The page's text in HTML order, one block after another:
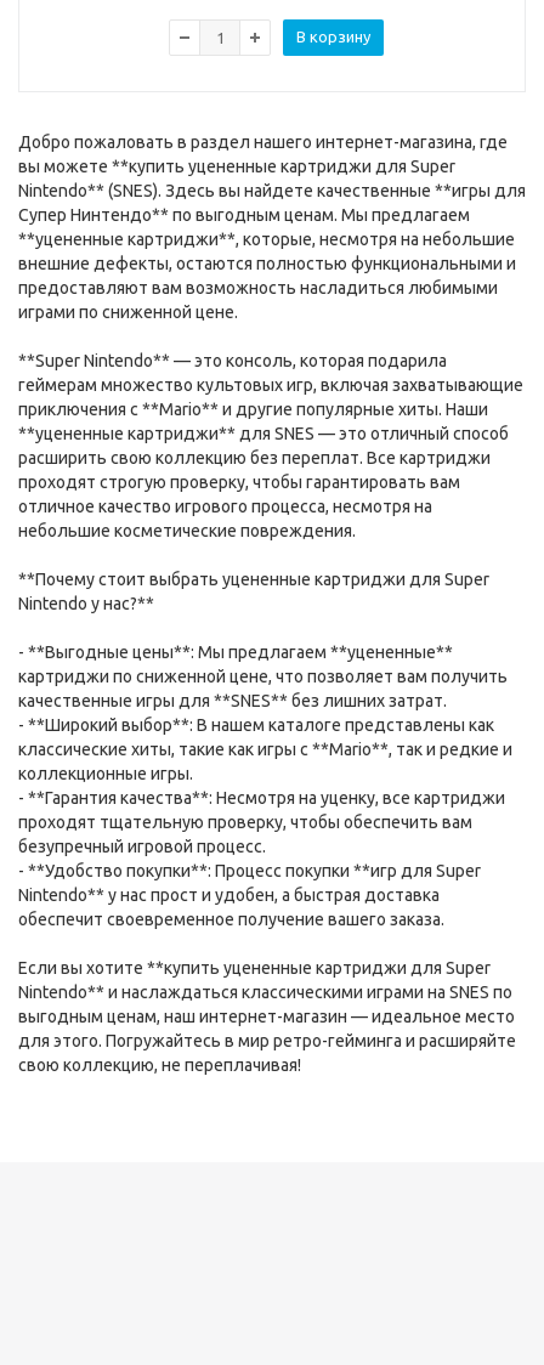
В корзину
Добро пожаловать в раздел нашего интернет-магазина, где
вы можете **купить уцененные картриджи для Super
Nintendo** (SNES). Здесь вы найдете качественные **игры для
Супер Нинтендо** по выгодным ценам. Мы предлагаем
**уцененные картриджи**, которые, несмотря на небольшие
внешние дефекты, остаются полностью функциональными и
предоставляют вам возможность насладиться любимыми
играми по сниженной цене.
**Super Nintendo** — это консоль, которая подарила
геймерам множество культовых игр, включая захватывающие
приключения с **Mario** и другие популярные хиты. Наши
**уцененные картриджи** для SNES — это отличный способ
расширить свою коллекцию без переплат. Все картриджи
проходят строгую проверку, чтобы гарантировать вам
отличное качество игрового процесса, несмотря на
небольшие косметические повреждения.
**Почему стоит выбрать уцененные картриджи для Super
Nintendo у нас?**
- **Выгодные цены**: Мы предлагаем **уцененные**
картриджи по сниженной цене, что позволяет вам получить
качественные игры для **SNES** без лишних затрат.
- **Широкий выбор**: В нашем каталоге представлены как
классические хиты, такие как игры с **Mario**, так и редкие и
коллекционные игры.
- **Гарантия качества**: Несмотря на уценку, все картриджи
проходят тщательную проверку, чтобы обеспечить вам
безупречный игровой процесс.
- **Удобство покупки**: Процесс покупки **игр для Super
Nintendo** у нас прост и удобен, а быстрая доставка
обеспечит своевременное получение вашего заказа.
Если вы хотите **купить уцененные картриджи для Super
Nintendo** и наслаждаться классическими играми на SNES по
выгодным ценам, наш интернет-магазин — идеальное место
для этого. Погружайтесь в мир ретро-гейминга и расширяйте
свою коллекцию, не переплачивая!